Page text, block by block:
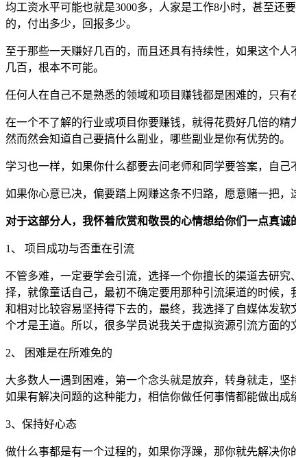
均工资水平可能也就是3000多，人家是工作8小时，甚至还
的，付出多少，回报多少。
至于那些一天赚好几百的，而且还具有持续性，如果这个
几百，根本不可能。
任何人在自己不是熟悉的领域和项目赚钱都是困难的，只有
在一个不了解的行业或项目你要赚钱，就得花费好几倍的
然而然会知道自己要搞什么副业，哪些副业是你有优势的。
学习也一样，如果你什么都要去问老师和同学要答案，自己
如果你心意已决，偏要踏上网赚这条不归路，愿意赌一把
对于这部分人，我怀着欣赏和敬畏的心情想给你们一点真诚
1、 项目成功与否重在引流
不管多难，一定要学会引流，选择一个你擅长的渠道去研
择，就像童话自己，最初不确定要用那种引流渠道的时候
和相对比较容易坚持得下去的，最终，我选择了自媒体发
个才是王道。所以，很多学员说我关于虚拟资源引流方面
2、 困难是在所难免的
大多数人一遇到困难，第一个念头就是放弃，转身就走，
如果有解决问题的这种能力，相信你做任何事情都能做出成
3、保持好心态
做什么事都是有一个过程的，如果你浮躁，那你就先解决